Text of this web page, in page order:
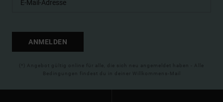
ANMELDEN
(*) Angebot gültig online für alle, die sich neu angemeldet haben - Alle
Bedingungen findest du in deiner Willkommens-Mail